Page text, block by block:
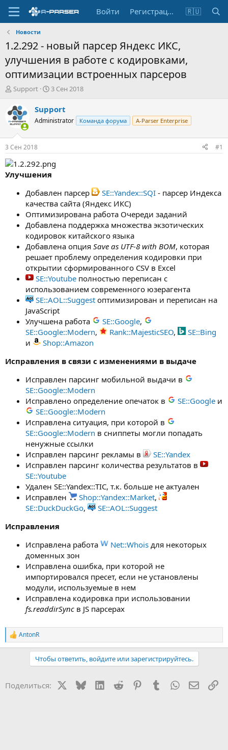
Войти Регистрация 🇷🇺
Новости
1.2.292 - новый парсер Яндекс ИКС,
улучшения в работе с кодировками,
оптимизации встроенных парсеров
А
т
о
р
т
е
м
ы
Support
Д
т
а
н
а
л
а
3 Сен 2018
Support
Administrator Команда форума A-Parser Enterprise
3 Сен 2018 #1
Улучшения
Добавлен парсер
SE::Yandex::SQI - парсер Индекса
качества сайта (Яндекс ИКС)
Оптимизирована работа Очереди заданий
Добавлена поддержка множества экзотических
кодировок китайского языка
Добавлена опция Save as UTF-8 with BOM, которая
решает проблему определения кодировки при
открытии сформированного CSV в Excel
SE::Youtube полностью переписан с
использованием современного юзерагента
SE::AOL::Suggest оптимизирован и переписан на
JavaScript
Улучшена работа
SE::Google,
SE::Google::Modern, Rank::MajesticSEO,
SE::Bing
и
Shop::Amazon
Исправления в связи с изменениями в выдаче
Исправлен парсинг мобильной выдачи в
SE::Google::Modern
Исправлено определение опечаток в
SE::Google и
SE::Google::Modern
Исправлена ситуация, при которой в
SE::Google::Modern в сниппеты могли попадать
ненужные ссылки
Исправлен парсинг рекламы в
SE::Yandex
Исправлен парсинг количества результатов в
SE::Youtube
Удален SE::Yandex::TIC, т.к. больше не актуален
Исправлен
Shop::Yandex::Market,
SE::DuckDuckGo,
SE::AOL::Suggest
Исправления
Исправлена работа
Net::Whois для некоторых
доменных зон
Исправлена ошибка, при которой не
импортировался пресет, если не установлены
модули, используемые в нем
Исправлена кодировка при использовании
fs.readdirSync в JS парсерах
Р
е
и
AntonR
Чтобы ответить, войдите или зарегистрируйтесь.
Поделиться: BlueskyLinkedIn
Reddit PinterestTumblr WhatsApp